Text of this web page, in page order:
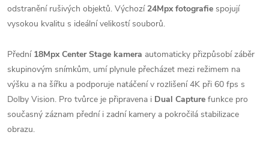
odstranění rušivých objektů. Výchozí 24Mpx fotografie spojují
vysokou kvalitu s ideální velikostí souborů.
Přední 18Mpx Center Stage kamera automaticky přizpůsobí záběr
skupinovým snímkům, umí plynule přecházet mezi režimem na
výšku a na šířku a podporuje natáčení v rozlišení 4K při 60 fps s
Dolby Vision. Pro tvůrce je připravena i Dual Capture funkce pro
současný záznam přední i zadní kamery a pokročilá stabilizace
obrazu.